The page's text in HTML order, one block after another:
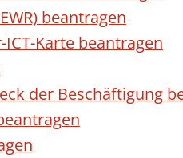
beantragen
Karte beantragen
der Beschäftigung